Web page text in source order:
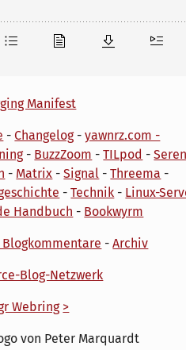
Manifest
-Changelog-yawnrz.com -
- BuzzZoom -TILpod -
- Matrix -Signal -Threema -
-Technik - Linux-
Handbuch - Bookwyrm
Blogkommentare -Archiv
Blog-Netzwerk
Webring >
von Peter Marquardt